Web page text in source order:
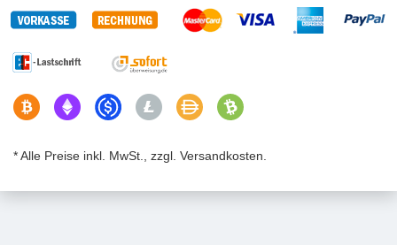
* Alle Preise inkl. MwSt., zzgl. Versandkosten.